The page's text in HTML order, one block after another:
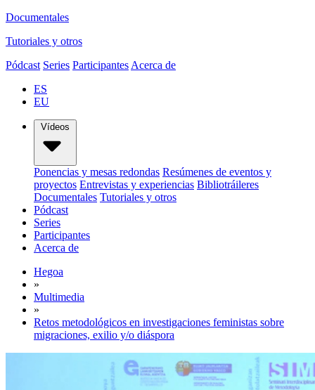
Documentales
Tutoriales y otros
Pódcast Series Participantes Acerca de
ES
EU
Vídeos
Ponencias y mesas redondas Resúmenes de eventos y
proyectos Entrevistas y experiencias Bibliotráileres
Documentales Tutoriales y otros
Pódcast
Series
Participantes
Acerca de
Hegoa
»
Multimedia
»
Retos metodológicos en investigaciones feministas sobre
migraciones, exilio y/o diáspora